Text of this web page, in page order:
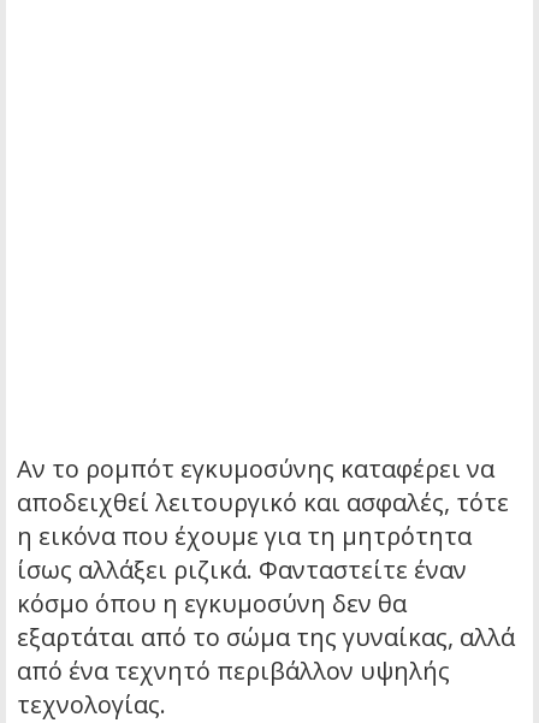
Αν το ρομπότ εγκυμοσύνης καταφέρει να
αποδειχθεί λειτουργικό και ασφαλές, τότε
η εικόνα που έχουμε για τη μητρότητα
ίσως αλλάξει ριζικά. Φανταστείτε έναν
κόσμο όπου η εγκυμοσύνη δεν θα
εξαρτάται από το σώμα της γυναίκας, αλλά
από ένα τεχνητό περιβάλλον υψηλής
τεχνολογίας.